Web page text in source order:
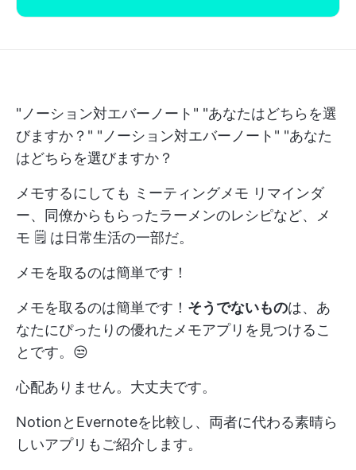
"ノーション対エバーノート" "あなたはどちらを選
びますか？" "ノーション対エバーノート" "あなた
はどちらを選びますか？
メモするにしても ミーティングメモ リマインダ
ー、同僚からもらったラーメンのレシピなど、メ
モ 🗒️ は日常生活の一部だ。
メモを取るのは簡単です！
メモを取るのは簡単です！ そうでないものは、あ
なたにぴったりの優れたメモアプリを見つけるこ
とです。😒
心配ありません。大丈夫です。
NotionとEvernoteを比較し、両者に代わる素晴ら
しいアプリもご紹介します。